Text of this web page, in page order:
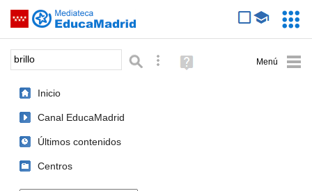
Saltar navegación
Palabra o frase: Búsqueda avanzada
Ayuda
(en
Inicio
Canal EducaMadrid
Últimos contenidos
Centros